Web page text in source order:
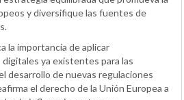
y diversifique las fuentes de
la importancia de aplicar
ya existentes para las
desarrollo de nuevas regulaciones
el derecho de la Unión Europea a